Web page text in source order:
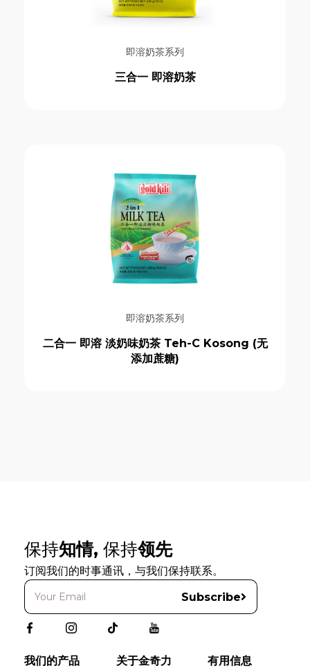
即溶全谷燕麦片系列
即溶咖啡系列
即溶特浓白咖啡和奶茶系列
即溶奶茶系列
三合一 即溶奶茶
即溶奶茶系列
二合一 即溶 淡奶味奶茶 Teh-C Kosong (无
添加蔗糖)
保持知情, 保持领先
订阅我们的时事通讯，与我们保持联系。
Subscribe
我们的产品 关于金奇力 有用信息